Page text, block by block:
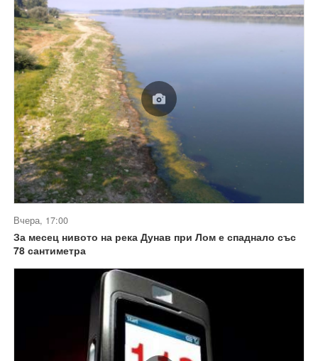
Вчера, 17:00
За месец нивото на река Дунав при Лом е спаднало със
78 сантиметра